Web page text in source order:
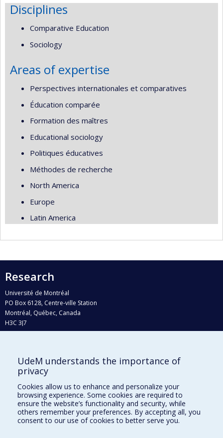
Disciplines
Comparative Education
Sociology
Areas of expertise
Perspectives internationales et comparatives
Éducation comparée
Formation des maîtres
Educational sociology
Politiques éducatives
Méthodes de recherche
North America
Europe
Latin America
Research
Université de Montréal
PO Box 6128, Centre-ville Station
Montréal, Québec, Canada
H3C 3J7
Who does what?
Find us
Site map
Accessibility
UdeM understands the importance of
privacy
Cookies allow us to enhance and personalize your
browsing experience. Some cookies are required to
ensure the website’s functionality and security, while
others remember your preferences. By accepting all, you
consent to our use of cookies to better serve you.